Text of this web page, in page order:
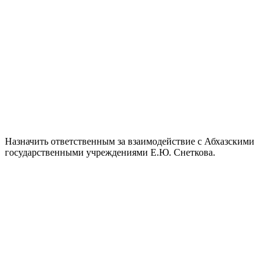
Назначить ответственным за взаимодействие с Абхазскими
государственными учреждениями Е.Ю. Снеткова.